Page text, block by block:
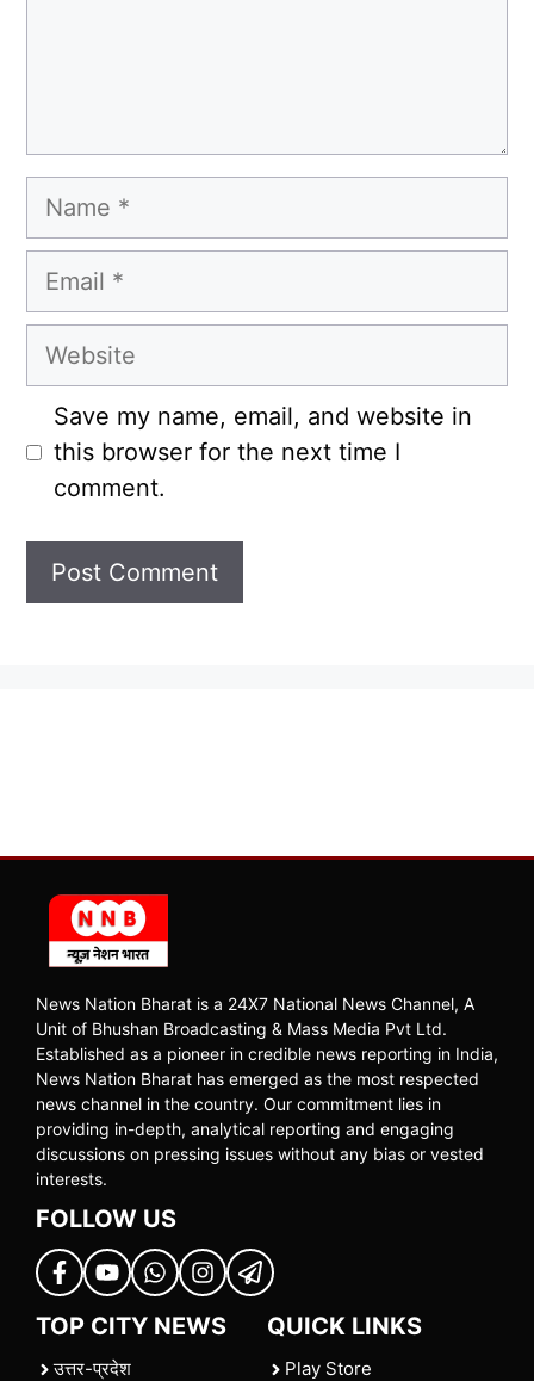
Name
Email
Website
Save my name, email, and website in
this browser for the next time I
comment.
News Nation Bharat is a 24X7 National News Channel, A
Unit of Bhushan Broadcasting & Mass Media Pvt Ltd.
Established as a pioneer in credible news reporting in India,
News Nation Bharat has emerged as the most respected
news channel in the country. Our commitment lies in
providing in-depth, analytical reporting and engaging
discussions on pressing issues without any bias or vested
interests.
FOLLOW US
TOP CITY NEWS
उत्तर-प्रदेश
QUICK LINKS
Play Store